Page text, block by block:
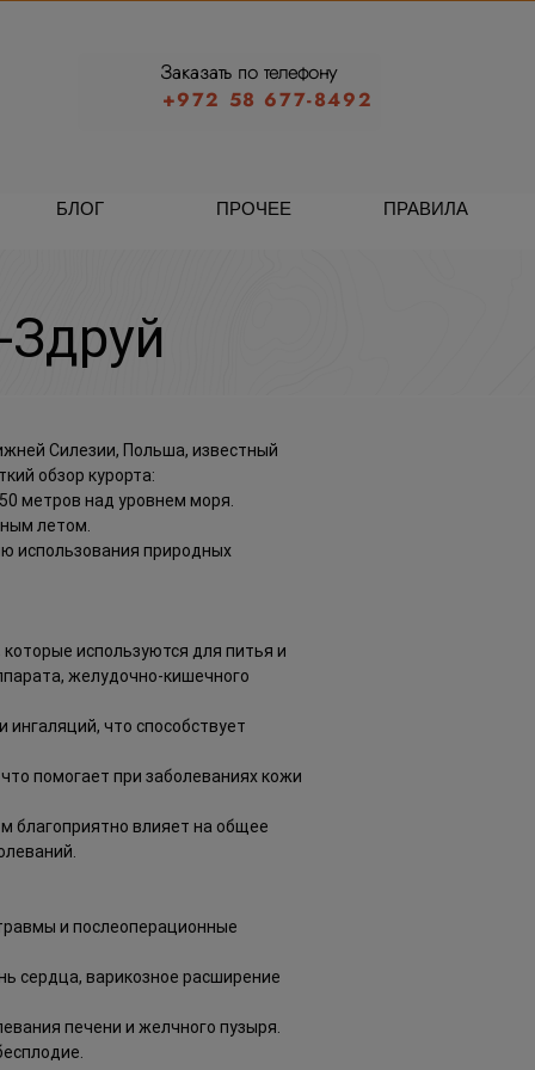
+972 58 677-8492
Заказать по телефону
БЛОГ ПРОЧЕЕ ПРАВИЛА
Силезии, Польша, известный
обзор курорта:
метров над уровнем моря.
летом.
использования природных
используются для питья и
желудочно-кишечного
что способствует
помогает при заболеваниях кожи
благоприятно влияет на общее
и послеоперационные
сердца, варикозное расширение
печени и желчного пузыря.